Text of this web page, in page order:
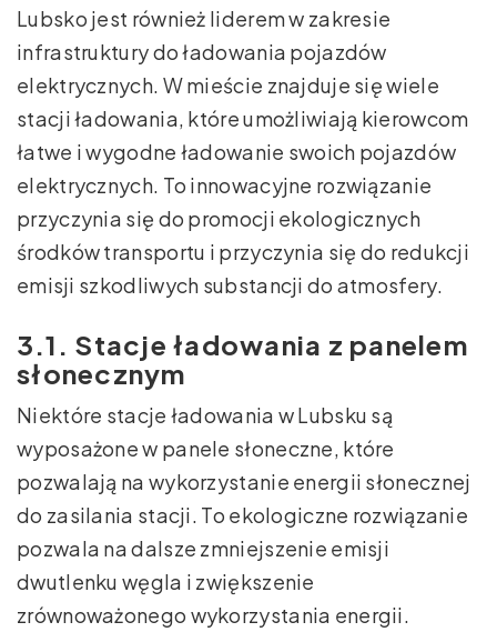
Lubsko jest również liderem w zakresie
infrastruktury do ładowania pojazdów
elektrycznych. W mieście znajduje się wiele
stacji ładowania, które umożliwiają kierowcom
łatwe i wygodne ładowanie swoich pojazdów
elektrycznych. To innowacyjne rozwiązanie
przyczynia się do promocji ekologicznych
środków transportu i przyczynia się do redukcji
emisji szkodliwych substancji do atmosfery.
3.1. Stacje ładowania z panelem
słonecznym
Niektóre stacje ładowania w Lubsku są
wyposażone w panele słoneczne, które
pozwalają na wykorzystanie energii słonecznej
do zasilania stacji. To ekologiczne rozwiązanie
pozwala na dalsze zmniejszenie emisji
dwutlenku węgla i zwiększenie
zrównoważonego wykorzystania energii.